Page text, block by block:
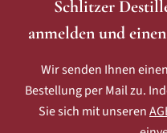
Schlitzer
anmelden und
Wir senden Ihnen
Bestellung per Mail zu.
Sie sich mit unseren